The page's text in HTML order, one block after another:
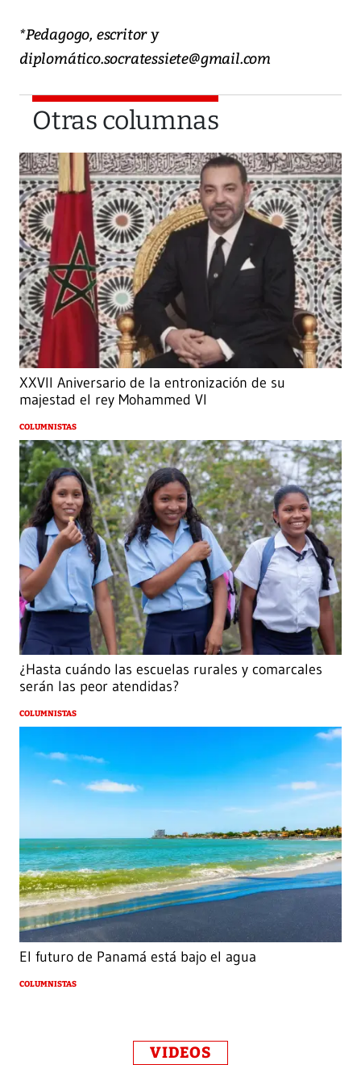
*Pedagogo, escritor y
diplomático.socratessiete@gmail.com
Otras columnas
XXVII Aniversario de la entronización de su
majestad el rey Mohammed VI
COLUMNISTAS
¿Hasta cuándo las escuelas rurales y comarcales
serán las peor atendidas?
COLUMNISTAS
El futuro de Panamá está bajo el agua
COLUMNISTAS
VIDEOS